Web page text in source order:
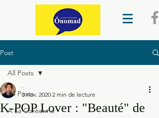
Post
All Posts
A La Coréenne
All Posts
K-POP Lover : "Beauté" de
.
3 nov. 2020 2 min de lecture